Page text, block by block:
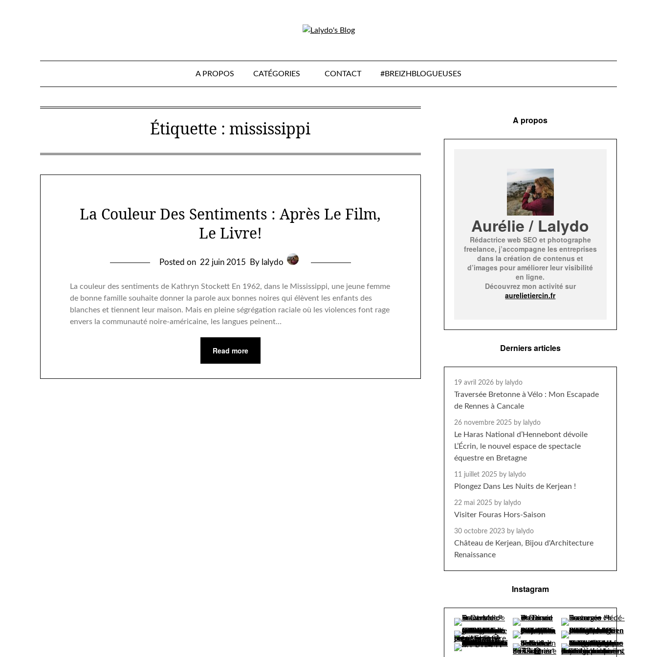
A PROPOS CATÉGORIES CONTACT #BREIZHBLOGUEUSES
Étiquette :mississippi
La Couleur Des Sentiments : Après Le Film,
Le Livre!
Posted on 22 juin 2015 By lalydo
La couleur des sentiments de Kathryn Stockett En 1962, dans le Mississippi, une jeune femme
de bonne famille souhaite donner la parole aux bonnes noires qui élèvent les enfants des
blanches et tiennent leur maison. Mais en pleine ségrégation raciale où les violences font rage
envers la communauté noire-américaine, les langues peinent…
Read more
A propos
Aurélie / Lalydo
Rédactrice web SEO et photographe
freelance, j’accompagne les entreprises
dans la création de contenus et
d’images pour améliorer leur visibilité
en ligne.
Découvrez mon activité sur
aurelietiercin.fr
Derniers articles
19 avril 2026 by lalydo
Traversée Bretonne à Vélo : Mon Escapade
de Rennes à Cancale
26 novembre 2025 by lalydo
Le Haras National d’Hennebont dévoile
L’Écrin, le nouvel espace de spectacle
équestre en Bretagne
11 juillet 2025 by lalydo
Plongez Dans Les Nuits de Kerjean !
22 mai 2025 by lalydo
Visiter Fouras Hors-Saison
30 octobre 2023 by lalydo
Château de Kerjean, Bijou d'Architecture
Renaissance
Instagram